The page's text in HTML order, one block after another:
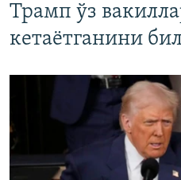
Трамп ўз
кетаётганини